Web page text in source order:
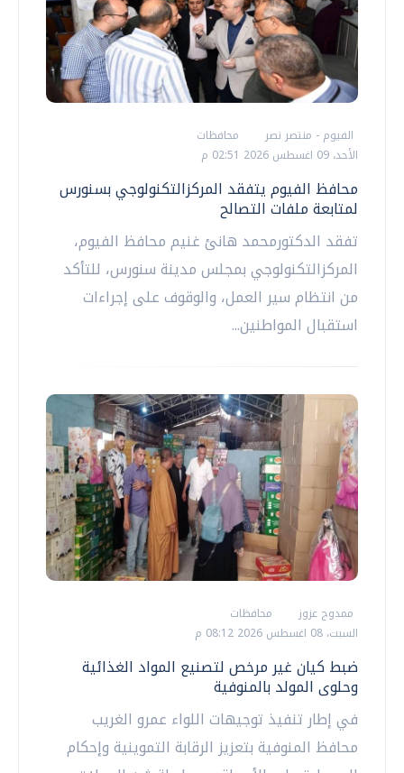
الفيوم - منتصر نصر
محافظات
الأحد، 09 اغسطس 2026 02:51 م
محافظ الفيوم يتفقد المركزالتكنولوجي بسنورس
لمتابعة ملفات التصالح
تفقد الدكتورمحمد هانئ غنيم محافظ الفيوم،
المركزالتكنولوجي بمجلس مدينة سنورس، للتأكد
من انتظام سير العمل، والوقوف على إجراءات
استقبال المواطنين...
ممدوح عزوز
محافظات
السبت، 08 اغسطس 2026 08:12 م
ضبط كيان غير مرخص لتصنيع المواد الغذائية
وحلوى المولد بالمنوفية
في إطار تنفيذ توجيهات اللواء عمرو الغريب
محافظ المنوفية بتعزيز الرقابة التموينية وإحكام